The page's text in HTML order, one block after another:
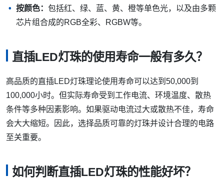
按颜色： 包括红、绿、蓝、黄、橙等单色光，以及由多颗
芯片组合成的RGB全彩、RGBW等。
直插LED灯珠的使用寿命一般有多久？
高品质的直插LED灯珠理论使用寿命可以达到50,000到
100,000小时。但实际寿命受到工作电流、环境温度、散热
条件等多种因素影响。如果驱动电流过大或散热不佳，寿命
会大大缩短。因此，选择品质可靠的灯珠并设计合理的电路
至关重要。
如何判断直插LED灯珠的性能好坏？